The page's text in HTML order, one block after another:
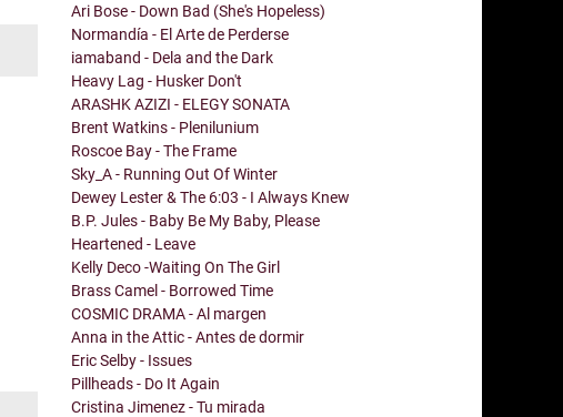
Ari Bose - Down Bad (She's Hopeless)
Normandía - El Arte de Perderse
iamaband - Dela and the Dark
Heavy Lag - Husker Don't
ARASHK AZIZI - ELEGY SONATA
Brent Watkins - Plenilunium
Roscoe Bay - The Frame
Sky_A - Running Out Of Winter
Dewey Lester & The 6:03 - I Always Knew
B.P. Jules - Baby Be My Baby, Please
Heartened - Leave
Kelly Deco -Waiting On The Girl
Brass Camel - Borrowed Time
COSMIC DRAMA - Al margen
Anna in the Attic - Antes de dormir
Eric Selby - Issues
Pillheads - Do It Again
Cristina Jimenez - Tu mirada